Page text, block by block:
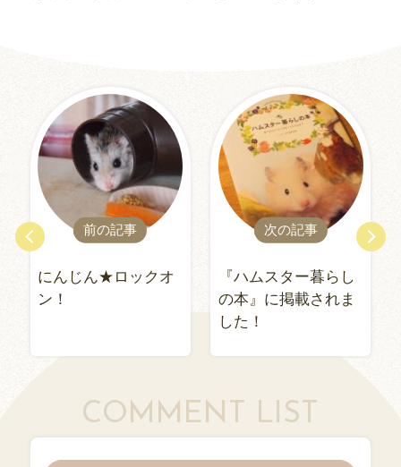
前の記事
にんじん★ロックオ
ン！
次の記事
『ハムスター暮らし
の本』に掲載されま
した！
COMMENT LIST